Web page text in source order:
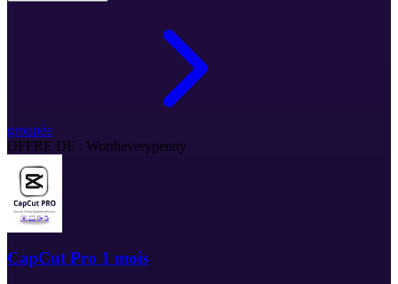
groupée
OFFRE DE : Wortheverypenny
CapCut Pro 1 mois